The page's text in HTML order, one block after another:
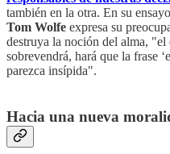
también en la otra. En su ensayo
Tom Wolfe expresa su
destruya la noción del alma, "el
sobrevendrá, hará que la frase
parezca insípida".
Hacia una nueva